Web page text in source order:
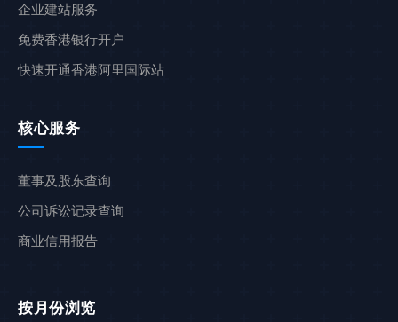
企业建站服务
免费香港银行开户
快速开通香港阿里国际站
核心服务
董事及股东查询
公司诉讼记录查询
商业信用报告
按月份浏览